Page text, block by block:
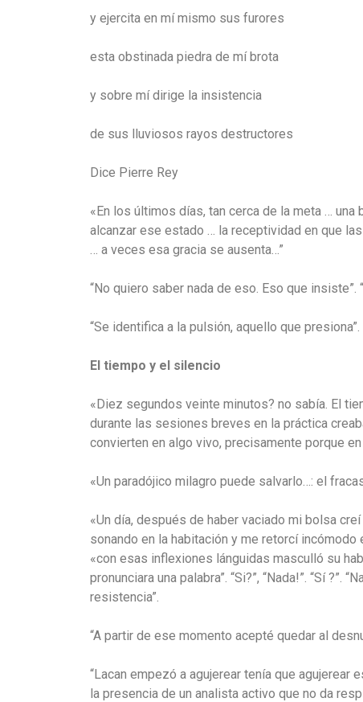
y ejercita en mí mismo sus furores
esta obstinada piedra de mí brota
y sobre mí dirige la insistencia
de sus lluviosos rayos destructores
Dice Pierre Rey
«En los últimos días, tan cerca de la meta …
alcanzar ese estado … la receptividad en que
… a veces esa gracia se ausenta…”
“No quiero saber nada de eso. Eso que
“Se identifica a la pulsión, aquello que presiona”.
El tiempo y el silencio
«Diez segundos veinte minutos? no sabía. El
durante las sesiones breves en la práctica
convierten en algo vivo, precisamente porque
«Un paradójico milagro puede salvarlo…: el
«Un día, después de haber vaciado mi bolsa
sonando en la habitación y me retorcí
«con esas inflexiones lánguidas masculló su
pronunciara una palabra”. “Si?”, “Nada!”. “Sí
resistencia”.
“A partir de ese momento acepté quedar al
“Lacan empezó a agujerear tenía que
la presencia de un analista activo que no da